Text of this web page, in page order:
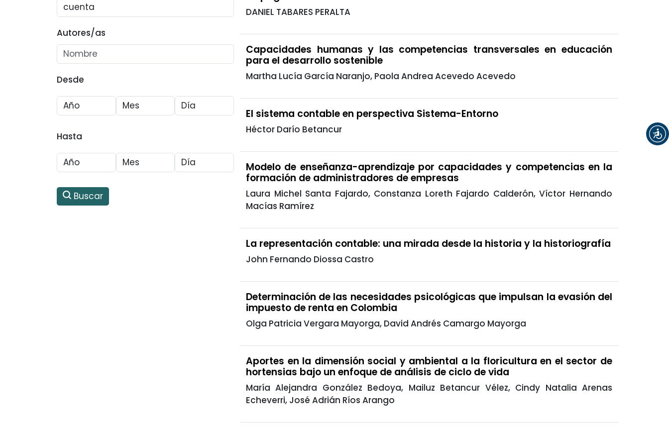
Autores/as
Desde
Hasta
Buscar
DANIEL TABARES PERALTA
Capacidades humanas y las competencias transversales en educación
para el desarrollo sostenible
Martha Lucía García Naranjo, Paola Andrea Acevedo Acevedo
El sistema contable en perspectiva Sistema-Entorno
Héctor Darío Betancur
Modelo de enseñanza-aprendizaje por capacidades y competencias en la
formación de administradores de empresas
Laura Michel Santa Fajardo, Constanza Loreth Fajardo Calderón, Víctor Hernando
Macías Ramírez
La representación contable: una mirada desde la historia y la historiografía
John Fernando Diossa Castro
Determinación de las necesidades psicológicas que impulsan la evasión del
impuesto de renta en Colombia
Olga Patricia Vergara Mayorga, David Andrés Camargo Mayorga
Aportes en la dimensión social y ambiental a la floricultura en el sector de
hortensias bajo un enfoque de análisis de ciclo de vida
María Alejandra González Bedoya, Mailuz Betancur Vélez, Cindy Natalia Arenas
Echeverri, José Adrián Ríos Arango